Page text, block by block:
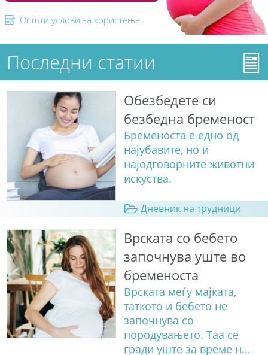
Општи услови за користење
Последни статии
Обезбедете си
безбедна бременост
Бременоста е едно од
најубавите, но и
најодговорните животни
искуства.
Дневник на трудници
Врската со бебето
започнува уште во
бременоста
Врската меѓу мајката,
таткото и бебето не
започнува со
породувањето. Таа се
гради уште за време н...